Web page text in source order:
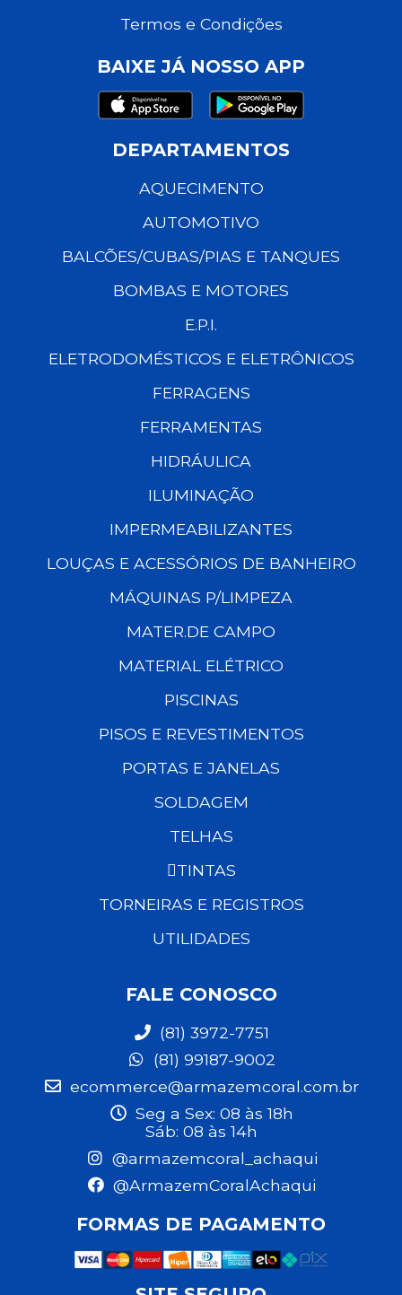
Termos e Condições
BAIXE JÁ NOSSO APP
DEPARTAMENTOS
AQUECIMENTO
AUTOMOTIVO
BALCÕES/CUBAS/PIAS E TANQUES
BOMBAS E MOTORES
E.P.I.
ELETRODOMÉSTICOS E ELETRÔNICOS
FERRAGENS
FERRAMENTAS
HIDRÁULICA
ILUMINAÇÃO
IMPERMEABILIZANTES
LOUÇAS E ACESSÓRIOS DE BANHEIRO
MÁQUINAS P/LIMPEZA
MATER.DE CAMPO
MATERIAL ELÉTRICO
PISCINAS
PISOS E REVESTIMENTOS
PORTAS E JANELAS
SOLDAGEM
TELHAS
TINTAS
TORNEIRAS E REGISTROS
UTILIDADES
FALE CONOSCO
(81) 3972-7751
(81) 99187-9002
ecommerce@armazemcoral.com.br
Seg a Sex: 08 às 18h
Sáb: 08 às 14h
@armazemcoral_achaqui
@ArmazemCoralAchaqui
FORMAS DE PAGAMENTO